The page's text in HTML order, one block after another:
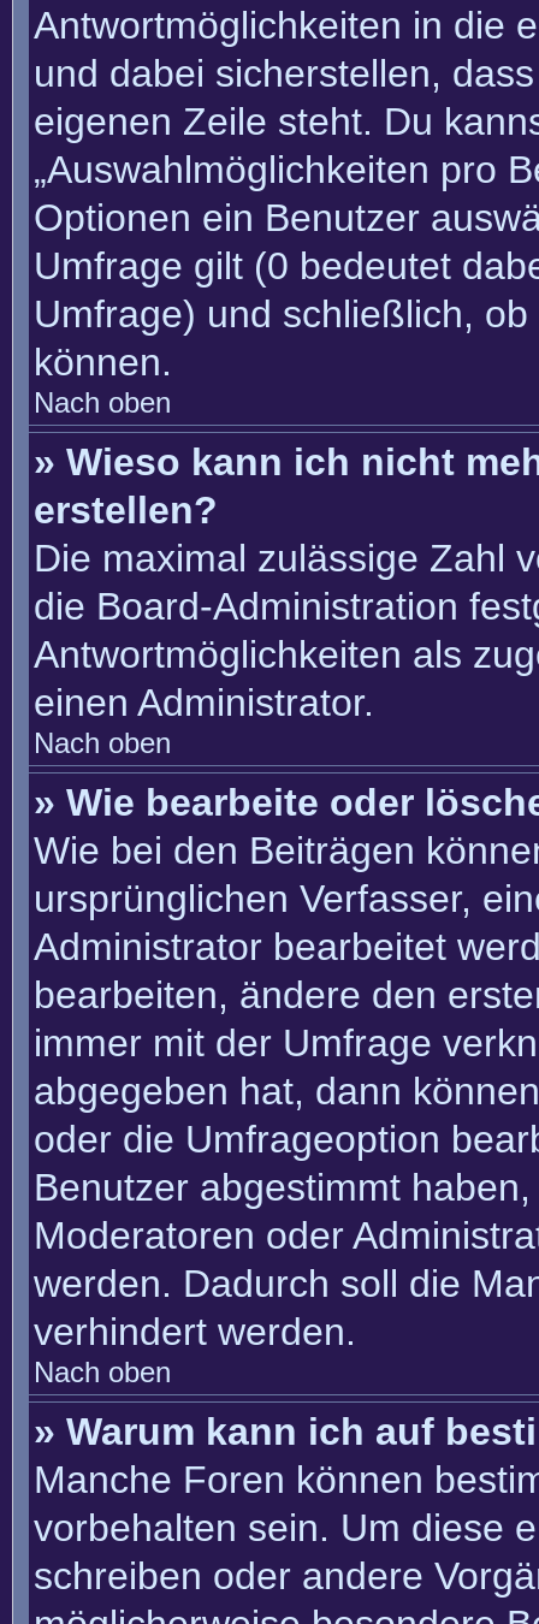
Antwortmöglichkeiten in die
und dabei sicherstellen,
eigenen Zeile steht. Du
„Auswahlmöglichkeiten pro
Optionen ein Benutzer
Umfrage gilt (0 bedeutet
Umfrage) und schließlich,
können.
Nach oben
» Wieso kann ich nicht
erstellen?
Die maximal zulässige Zahl
die Board-Administration
Antwortmöglichkeiten als
einen Administrator.
Nach oben
» Wie bearbeite oder
Wie bei den Beiträgen
ursprünglichen Verfasser,
Administrator bearbeitet
bearbeiten, ändere den
immer mit der Umfrage
abgegeben hat, dann
oder die Umfrageoption
Benutzer abgestimmt
Moderatoren oder
werden. Dadurch soll die
verhindert werden.
Nach oben
» Warum kann ich auf
Manche Foren können
vorbehalten sein. Um diese
schreiben oder andere